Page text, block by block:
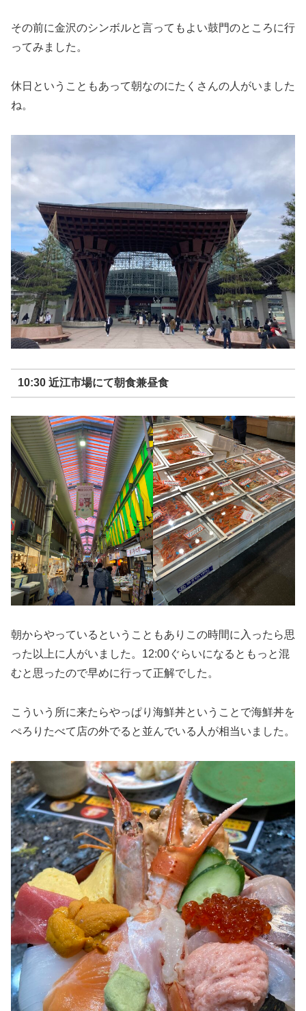
その前に金沢のシンボルと言ってもよい鼓門のところに行
ってみました。
休日ということもあって朝なのにたくさんの人がいました
ね。
10:30 近江市場にて朝食兼昼食
朝からやっているということもありこの時間に入ったら思
った以上に人がいました。12:00ぐらいになるともっと混
むと思ったので早めに行って正解でした。
こういう所に来たらやっぱり海鮮丼ということで海鮮丼を
ぺろりたべて店の外でると並んでいる人が相当いました。